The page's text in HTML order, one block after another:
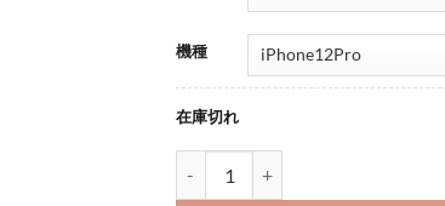
機種
在庫切れ